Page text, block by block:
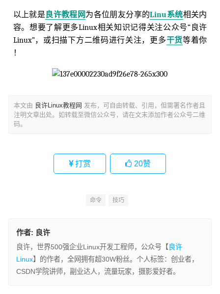
以上就是良许教程网为各位朋友分享的Linu系统相关内
容。想要了解更多Linux相关知识记得关注公众号“良许
Linux”，或扫描下方二维码进行关注，更多干货等着你
！
本文由 良许Linux教程网 发布，可自由转载、引用，但需署名作者且
注明文章出处。如转载至微信公众号，请在文末添加作者公众号二维
码。
打赏 20赞
命令 技巧
作者: 良许
良许，世界500强企业Linux开发工程师，公众号【 良许
Linux】的作者，全网拥有超30W粉丝。个人标签：创业者，
CSDN学院讲师，副业达人，流量玩家，摄影爱好者。